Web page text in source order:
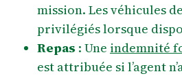
mission. Les véhicules
privilégiés lorsque
Repas : Une indemnité
est attribuée si l’agent